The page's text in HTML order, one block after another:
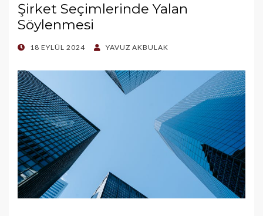
Şirket Seçimlerinde Yalan
Söylenmesi
POSTED
18 EYLÜL 2024 YAVUZ AKBULAK